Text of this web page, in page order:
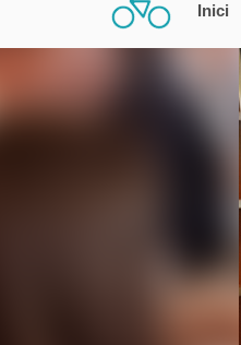
Inici